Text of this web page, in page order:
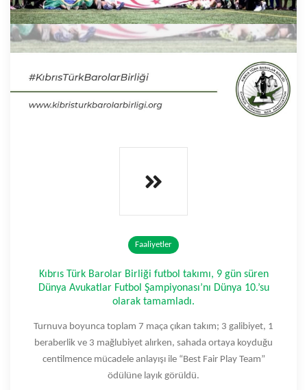
Faaliyetler
Kıbrıs Türk Barolar Birliği futbol takımı, 9 gün süren
Dünya Avukatlar Futbol Şampiyonası’nı Dünya 10.’su
olarak tamamladı.
Turnuva boyunca toplam 7 maça çıkan takım; 3 galibiyet, 1
beraberlik ve 3 mağlubiyet alırken, sahada ortaya koyduğu
centilmence mücadele anlayışı ile “Best Fair Play Team”
ödülüne layık görüldü.